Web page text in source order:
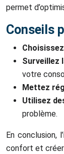
permet
Conseils
Surveillez
votre
Mettez
Utilisez
problème.
En conclusion,
confort et créer